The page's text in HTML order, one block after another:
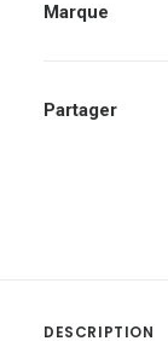
Marque
Partager
DESCRIPTION